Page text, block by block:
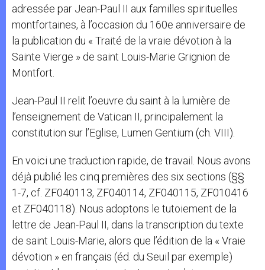
adressée par Jean-Paul II aux familles spirituelles
montfortaines, à l’occasion du 160e anniversaire de
la publication du « Traité de la vraie dévotion à la
Sainte Vierge » de saint Louis-Marie Grignion de
Montfort.
Jean-Paul II relit l’oeuvre du saint à la lumière de
l’enseignement de Vatican II, principalement la
constitution sur l’Eglise, Lumen Gentium (ch. VIII).
En voici une traduction rapide, de travail. Nous avons
déjà publié les cinq premières des six sections (§§
1-7, cf. ZF040113, ZF040114, ZF040115, ZF010416
et ZF040118). Nous adoptons le tutoiement de la
lettre de Jean-Paul II, dans la transcription du texte
de saint Louis-Marie, alors que l’édition de la « Vraie
dévotion » en français (éd. du Seuil par exemple)